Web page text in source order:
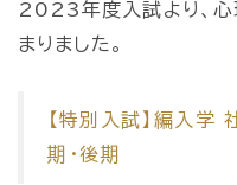
2023年度入試より、心
まりました。
【特別入試】編入
期・後期